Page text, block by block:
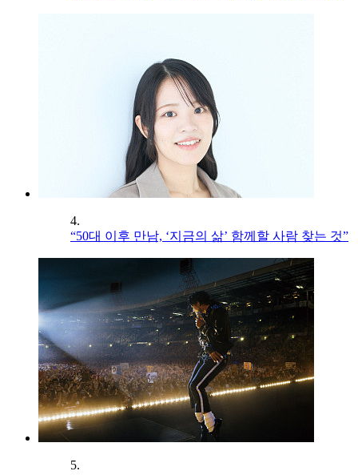
4.
“50대 이후 만남, ‘지금의 삶’ 함께할 사람 찾는 것”
5.